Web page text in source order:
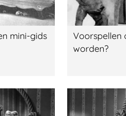
mini-gids
Voorspellen
worden?